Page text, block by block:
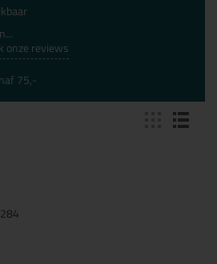
onze reviews
75,-